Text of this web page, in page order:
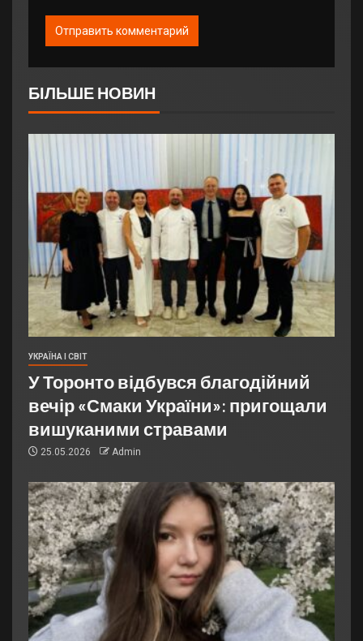
БІЛЬШЕ НОВИН
УКРАЇНА І СВІТ
У Торонто відбувся благодійний
вечір «Смаки України»: пригощали
вишуканими стравами
25.05.2026 Admin